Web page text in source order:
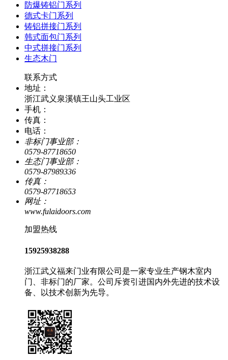
防爆铸铝门系列
德式卡门系列
铸铝拼接门系列
韩式面包门系列
中式拼接门系列
生态木门
联系方式
地址：
浙江武义泉溪镇王山头工业区
手机：
传真：
电话：
非标门事业部：
0579-87718650
生态门事业部：
0579-87989336
传真：
0579-87718653
网址：
www.fulaidoors.com
加盟热线
15925938288
浙江武义福来门业有限公司是一家专业生产钢木室内
门、非标门的厂家。公司斥资引进国内外先进的技术设
备、以技术创新为先导。